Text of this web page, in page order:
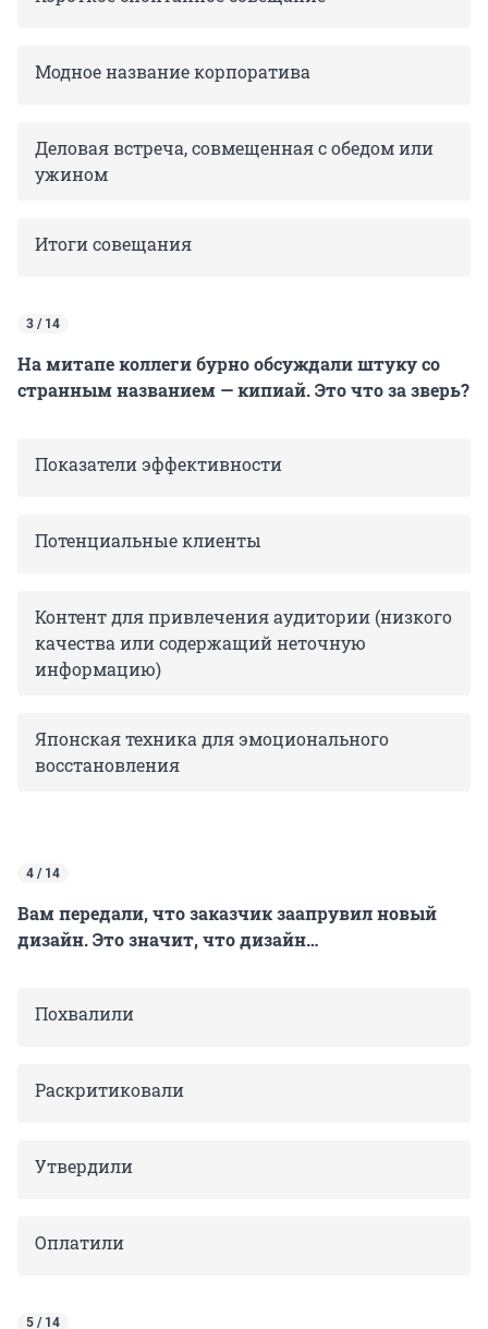
Модное название корпоратива
Деловая встреча, совмещенная с обедом или
ужином
Итоги совещания
3 / 14
На митапе коллеги бурно обсуждали штуку со
странным названием — кипиай. Это что за зверь?
Показатели эффективности
Потенциальные клиенты
Контент для привлечения аудитории (низкого
качества или содержащий неточную
информацию)
Японская техника для эмоционального
восстановления
4 / 14
Вам передали, что заказчик заапрувил новый
дизайн. Это значит, что дизайн…
Похвалили
Раскритиковали
Утвердили
Оплатили
5 / 14